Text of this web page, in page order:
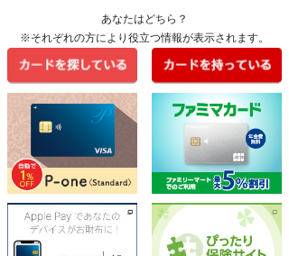
あなたはどちら？
※それぞれの方により役立つ情報が表示されます。